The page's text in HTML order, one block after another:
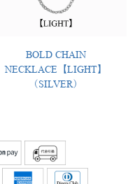
BOLD CHAIN
NECKLACE【LIGHT】
（SILVER）